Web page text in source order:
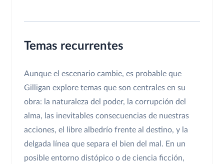
Temas recurrentes
Aunque el escenario cambie, es probable que
Gilligan explore temas que son centrales en su
obra: la naturaleza del poder, la corrupción del
alma, las inevitables consecuencias de nuestras
acciones, el libre albedrío frente al destino, y la
delgada línea que separa el bien del mal. En un
posible entorno distópico o de ciencia ficción,